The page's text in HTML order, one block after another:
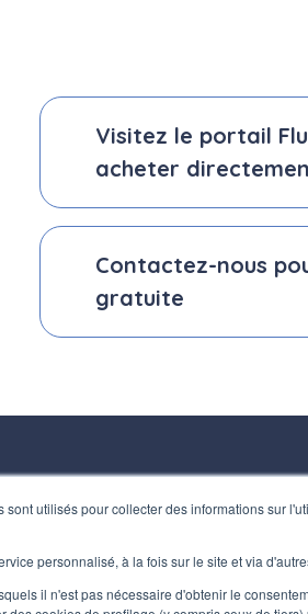
utilisés pour collecter des informations sur
personnalisé, à la fois sur le site et via
il n'est pas nécessaire d'obtenir le
Visitez le portail
acheter
Contactez-nous
gratuite
HEURES D'OUVERTURE
Lundi / Vendredi
8:30-12:30 - 13:30-17:30